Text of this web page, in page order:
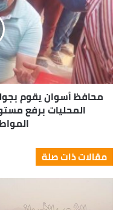
محافظ أسوان يقوم
المحليات برفع
مقالات ذات صلة